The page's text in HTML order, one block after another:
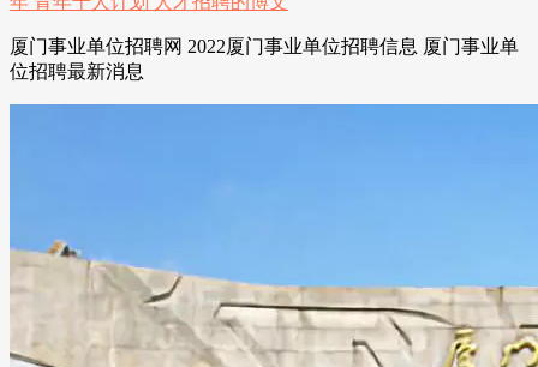
厦门事业单位招聘网 2022厦门事业单位招聘信息 厦门事业单
位招聘最新消息